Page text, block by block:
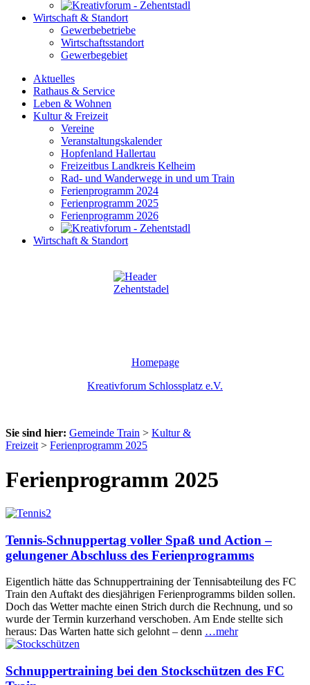
Wirtschaft & Standort
Gewerbebetriebe
Wirtschaftsstandort
Gewerbegebiet
Aktuelles
Rathaus & Service
Leben & Wohnen
Kultur & Freizeit
Vereine
Veranstaltungskalender
Hopfenland Hallertau
Freizeitbus Landkreis Kelheim
Rad- und Wanderwege in und um Train
Ferienprogramm 2024
Ferienprogramm 2025
Ferienprogramm 2026
Wirtschaft & Standort
Homepage
Kreativforum Schlossplatz e.V.
Sie sind hier: Gemeinde Train > Kultur &
Freizeit > Ferienprogramm 2025
Ferienprogramm 2025
Tennis-Schnuppertag voller Spaß und Action –
gelungener Abschluss des Ferienprogramms
Eigentlich hätte das Schnuppertraining der Tennisabteilung des FC
Train den Auftakt des diesjährigen Ferienprogramms bilden sollen.
Doch das Wetter machte einen Strich durch die Rechnung, und so
wurde der Termin kurzerhand verschoben. Am Ende stellte sich
heraus: Das Warten hatte sich gelohnt – denn …mehr
Schnuppertraining bei den Stockschützen des FC